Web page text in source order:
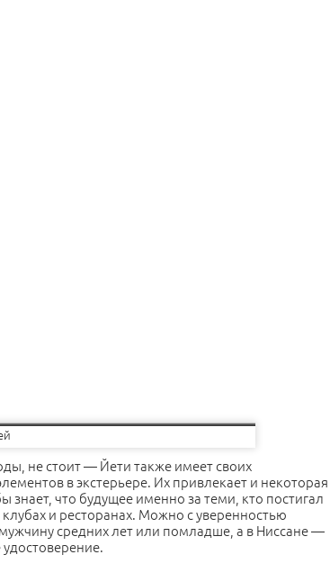
не стоит — Йети также имеет своих
в экстерьере. Их привлекает и некоторая
что будущее именно за теми, кто постигал
и ресторанах. Можно с уверенностью
средних лет или помладше, а в Ниссане —